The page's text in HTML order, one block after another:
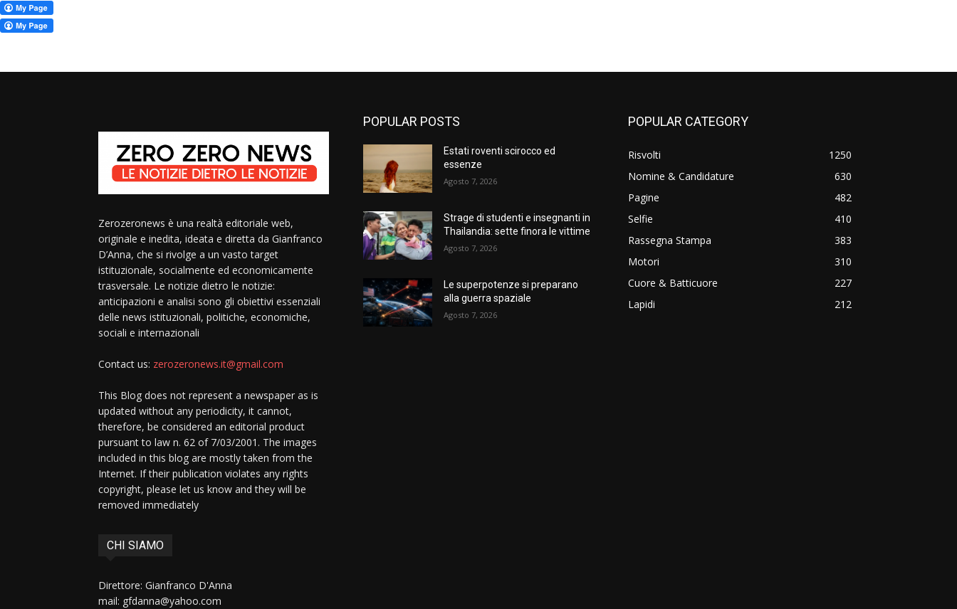
Zerozeronews è una realtà editoriale web,
originale e inedita, ideata e diretta da Gianfranco
D’Anna, che si rivolge a un vasto target
istituzionale, socialmente ed economicamente
trasversale. Le notizie dietro le notizie:
anticipazioni e analisi sono gli obiettivi essenziali
delle news istituzionali, politiche, economiche,
sociali e internazionali
Contact us: zerozeronews.it@gmail.com
This Blog does not represent a newspaper as is
updated without any periodicity, it cannot,
therefore, be considered an editorial product
pursuant to law n. 62 of 7/03/2001. The images
included in this blog are mostly taken from the
Internet. If their publication violates any rights
copyright, please let us know and they will be
removed immediately
CHI SIAMO
Direttore: Gianfranco D'Anna
mail: gfdanna@yahoo.com
POPULAR POSTS
Estati roventi scirocco ed
essenze
Agosto 7, 2026
Strage di studenti e insegnanti in
Thailandia: sette finora le vittime
Agosto 7, 2026
Le superpotenze si preparano
alla guerra spaziale
Agosto 7, 2026
POPULAR CATEGORY
Risvolti
1250
Nomine & Candidature
630
Pagine
482
Selfie
410
Rassegna Stampa
383
Motori
310
Cuore & Batticuore
227
Lapidi
212